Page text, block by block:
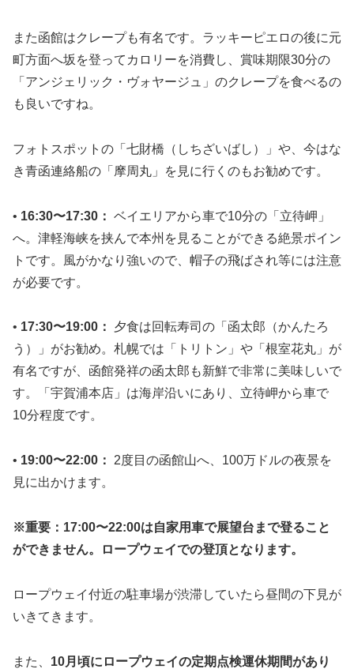
また函館はクレープも有名です。ラッキーピエロの後に元
町方面へ坂を登ってカロリーを消費し、賞味期限30分の
「アンジェリック・ヴォヤージュ」のクレープを食べるの
も良いですね。
フォトスポットの「七財橋（しちざいばし）」や、今はな
き青函連絡船の「摩周丸」を見に行くのもお勧めです。
• 16:30〜17:30： ベイエリアから車で10分の「立待岬」
へ。津軽海峡を挟んで本州を見ることができる絶景ポイン
トです。風がかなり強いので、帽子の飛ばされ等には注意
が必要です。
• 17:30〜19:00：
夕食は回転寿司の「函太郎（かんたろ
う）」がお勧め。札幌では「トリトン」や「根室花丸」が
有名ですが、函館発祥の函太郎も新鮮で非常に美味しいで
す。「宇賀浦本店」は海岸沿いにあり、立待岬から車で
10分程度です。
• 19:00〜22:00：
2度目の函館山へ、100万ドルの夜景を
見に出かけます。
※重要：17:00〜22:00は自家用車で展望台まで登ること
ができません。ロープウェイでの登頂となります。
ロープウェイ付近の駐車場が渋滞していたら昼間の下見が
いきてきます。
また、 10月頃にロープウェイの定期点検運休期間があり